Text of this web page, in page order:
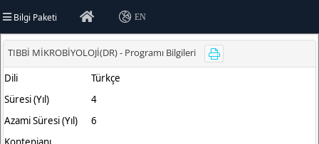
Bilgi Paketi EN